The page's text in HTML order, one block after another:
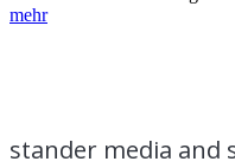
mehr
stander media and